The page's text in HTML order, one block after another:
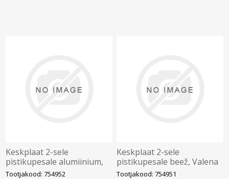
Keskplaat 2-sele
pistikupesale alumiinium,
Valena Life, LEGRAND
Tootjakood: 754952
Keskplaat 2-sele
pistikupesale beež, Valena
Life, LEGRAND
Tootjakood: 754951